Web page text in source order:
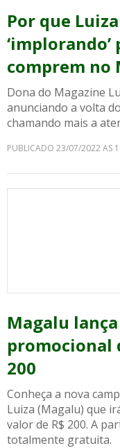
Por que
‘implorando’
comprem no
Dona do Magazine
anunciando a volta
chamando mais a
PUBLICADO 23/07/2022 AS
Magalu
promocional
200
Conheça a nova
Luiza (Magalu) que
valor de R$ 200. A
totalmente gratuita.